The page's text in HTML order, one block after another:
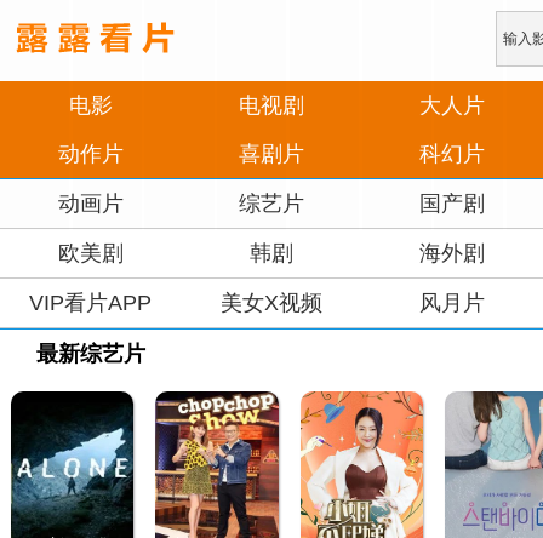
电影 电视剧
大人片
动作片
喜剧片 科幻片
动画片 综艺片 国产剧
欧美剧 韩剧 海外剧
VIP看片APP 美女X视频 风月片
最新综艺片